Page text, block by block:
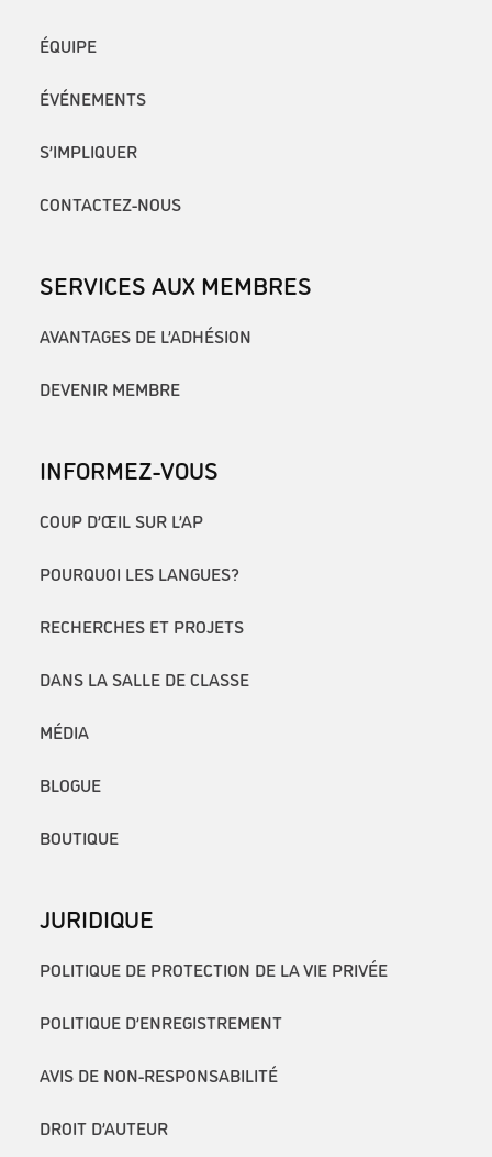
ÉQUIPE
ÉVÉNEMENTS
S’IMPLIQUER
CONTACTEZ-NOUS
SERVICES AUX MEMBRES
AVANTAGES DE L’ADHÉSION
DEVENIR MEMBRE
INFORMEZ-VOUS
COUP D’ŒIL SUR L’AP
POURQUOI LES LANGUES?
RECHERCHES ET PROJETS
DANS LA SALLE DE CLASSE
MÉDIA
BLOGUE
BOUTIQUE
JURIDIQUE
POLITIQUE DE PROTECTION DE LA VIE PRIVÉE
POLITIQUE D’ENREGISTREMENT
AVIS DE NON-RESPONSABILITÉ
DROIT D’AUTEUR